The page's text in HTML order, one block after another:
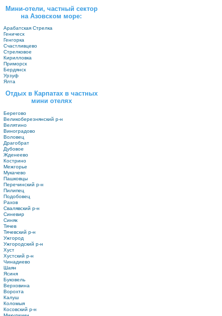
Мини-отели, частный сектор
на Азовском море:
Арабатская Стрелка
Геническ
Генгорка
Счастливцево
Стрелковое
Кирилловка
Приморск
Бердянск
Урзуф
Ялта
Отдых в Карпатах в частных
мини отелях
Берегово
Великоберезнянский р-н
Велятино
Виноградово
Воловец
Драгобрат
Дубовое
Жденеево
Кострино
Межгорье
Мукачево
Пашковцы
Перечинский р-н
Пилипец
Подобовец
Рахов
Свалявский р-н
Синевир
Синяк
Тячев
Тячевский р-н
Ужгород
Ужгородский р-н
Хуст
Хустский р-н
Чинадиево
Шаян
Ясиня
Буковель
Верховина
Ворохта
Калуш
Коломыя
Косовский р-н